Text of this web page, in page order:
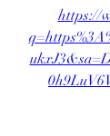
https://